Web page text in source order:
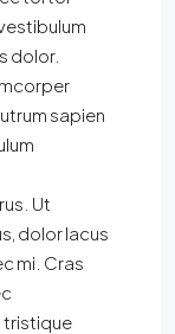
dolor.
sapien
Ut
dolor lacus
mi. Cras
tristique